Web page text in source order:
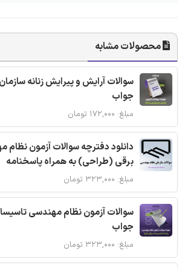
محصولات مشابه
سوالات آرایش و پیرایش زنانه
جواب
مبلغ: ۱۷۲,۰۰۰ تومان
دانلود دفترچه سوالات آزمون
برقی (طراحی) به همراه پاسخنامه
مبلغ: ۳۲۳,۰۰۰ تومان
سوالات آزمون نظام مهندسی
جواب
مبلغ: ۳۲۳,۰۰۰ تومان